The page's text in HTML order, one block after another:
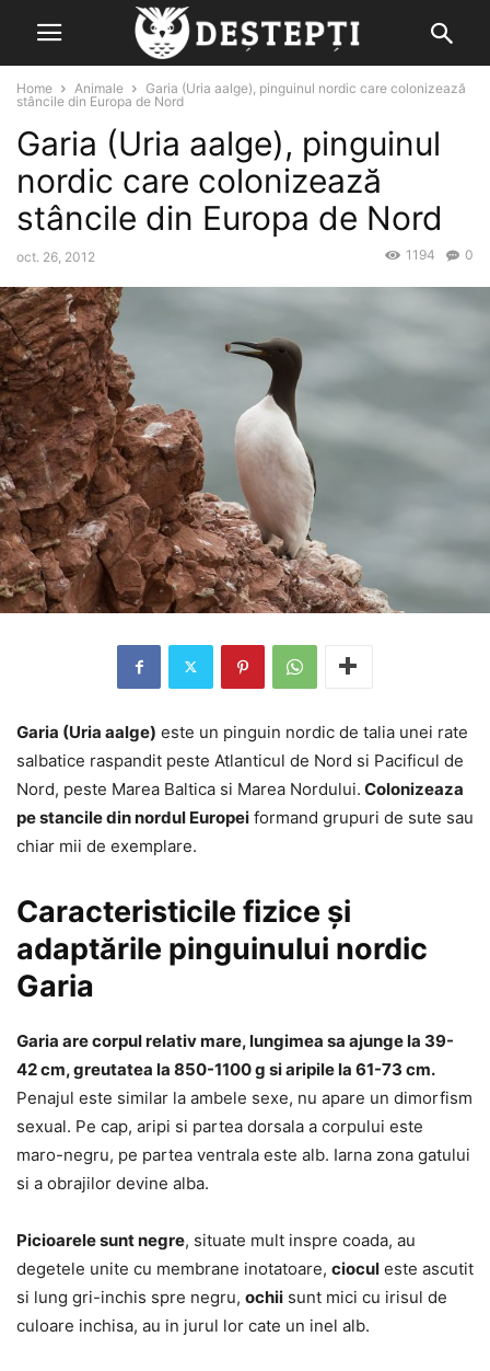
Home Animale
Garia (Uria aalge), pinguinul nordic care colonizează
stâncile din Europa de Nord
Garia (Uria aalge), pinguinul
nordic care colonizează
stâncile din Europa de Nord
oct. 26, 2012 0
1194
Garia (Uria aalge) este un pinguin nordic de talia unei rate
salbatice raspandit peste Atlanticul de Nord si Pacificul de
Nord, peste Marea Baltica si Marea Nordului. Colonizeaza
pe stancile din nordul Europei formand grupuri de sute sau
chiar mii de exemplare.
Caracteristicile fizice și
adaptările pinguinului nordic
Garia
Garia are corpul relativ mare, lungimea sa ajunge la 39-
42 cm, greutatea la 850-1100 g si aripile la 61-73 cm.
Penajul este similar la ambele sexe, nu apare un dimorfism
sexual. Pe cap, aripi si partea dorsala a corpului este
maro-negru, pe partea ventrala este alb. Iarna zona gatului
si a obrajilor devine alba.
Picioarele sunt negre, situate mult inspre coada, au
degetele unite cu membrane inotatoare, ciocul este ascutit
si lung gri-inchis spre negru, ochii sunt mici cu irisul de
culoare inchisa, au in jurul lor cate un inel alb.